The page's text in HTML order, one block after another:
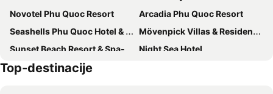
Novotel Phu Quoc Resort
Arcadia Phu Quoc Resort
Seashells Phu Quoc Hotel & Spa
Mövenpick Villas & Residences Phu Quoc
Sunset Beach Resort & Spa- Beachfront Pirate Fire Show
Night Sea Hotel
The Up Hotel Phu Quoc Island - The Poolside Escape
Top-destinacije